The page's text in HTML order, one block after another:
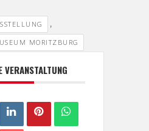
,
MORITZBURG
VERANSTALTUNG